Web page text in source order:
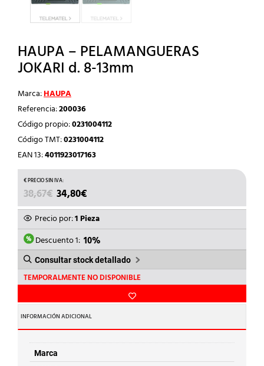
HAUPA – PELAMANGUERAS
JOKARI d. 8-13mm
Marca:HAUPA
Referencia:200036
Código propio:0231004112
Código TMT:0231004112
EAN 13:4011923017163
38,67€ EL
PRECIO
ORIGINAL
ERA:
38,67€.
34,80€
PRECIO
ACTUAL
ES:
34,80€.
Precio por:1 Pieza
Descuento 1: 10%
Consultar stock detallado
TEMPORALMENTE NO DISPONIBLE
INFORMACIÓN ADICIONAL
Marca